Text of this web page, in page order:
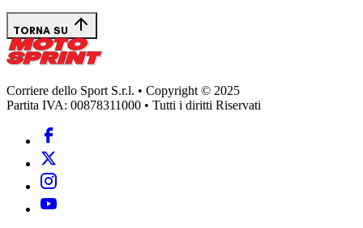
TORNA SU
Corriere dello Sport S.r.l. • Copyright © 2025
Partita IVA: 00878311000 • Tutti i diritti Riservati